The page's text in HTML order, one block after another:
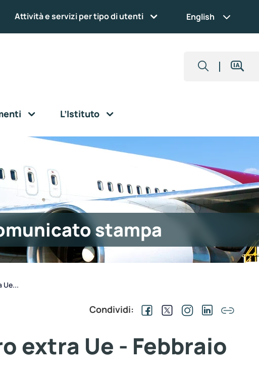
Attività e servizi per tipo di utenti English
L’Istituto
stampa
Ue...
Condividi:
extra Ue - Febbraio